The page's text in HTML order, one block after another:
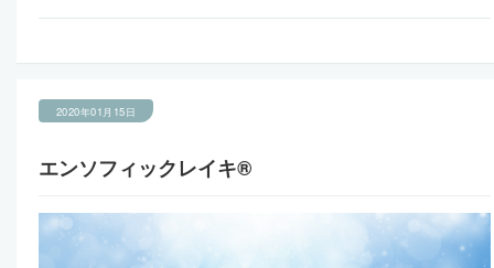
2020年01月15日
エンソフィックレイキ®